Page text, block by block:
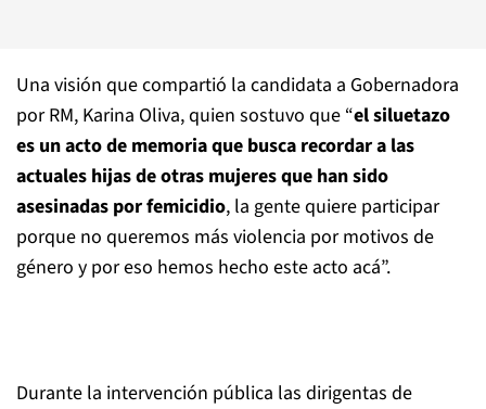
Una visión que compartió la candidata a Gobernadora
por RM, Karina Oliva, quien sostuvo que “el siluetazo
es un acto de memoria que busca recordar a las
actuales hijas de otras mujeres que han sido
asesinadas por femicidio, la gente quiere participar
porque no queremos más violencia por motivos de
género y por eso hemos hecho este acto acá”.
Durante la intervención pública las dirigentas de